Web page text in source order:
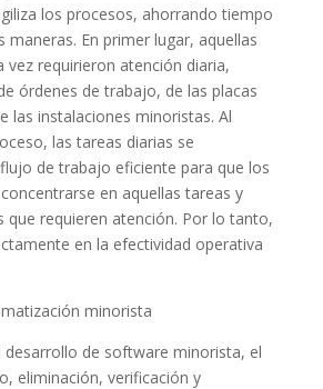
los procesos, ahorrando tiempo
maneras. En primer lugar, aquellas
vez requirieron atención diaria,
órdenes de trabajo, de las placas
las instalaciones minoristas. Al
las tareas diarias se
de trabajo eficiente para que los
en aquellas tareas y
que requieren atención. Por lo tanto,
en la efectividad operativa
minorista
desarrollo de software minorista, el
eliminación, verificación y